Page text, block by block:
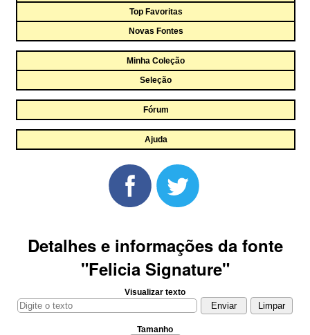
Top Favoritas
Novas Fontes
Minha Coleção
Seleção
Fórum
Ajuda
Detalhes e informações da fonte
"Felicia Signature"
Visualizar texto
Tamanho